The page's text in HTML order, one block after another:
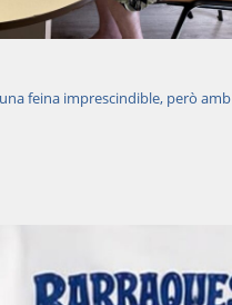
feina imprescindible, però amb